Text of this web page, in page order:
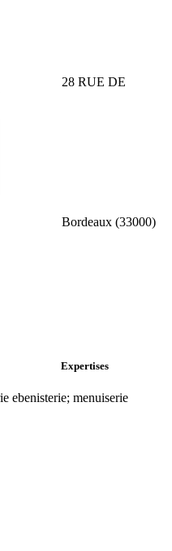
28 RUE DE
Bordeaux (33000)
Expertises
ebenisterie; menuiserie